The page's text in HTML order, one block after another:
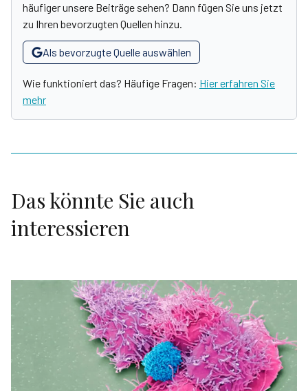
häufiger unsere Beiträge sehen? Dann fügen Sie uns jetzt
zu Ihren bevorzugten Quellen hinzu.
Als bevorzugte Quelle auswählen
Wie funktioniert das? Häufige Fragen: Hier erfahren Sie
mehr
Das könnte Sie auch
interessieren